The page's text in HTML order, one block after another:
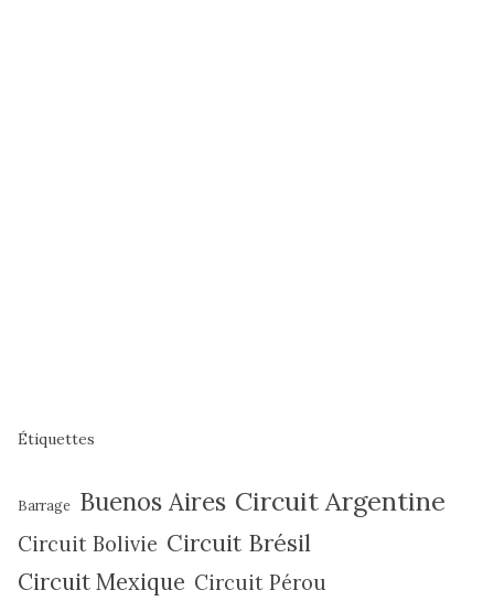
Étiquettes
Barrage Buenos Aires Circuit Argentine
Circuit Bolivie Circuit Brésil
Circuit Mexique Circuit Pérou